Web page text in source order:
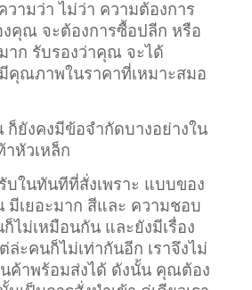
ามว่า ไม่ว่า ความต้องการ
งคุณ จะต้องการซื้อปลีก หรือ
าก รับรองว่าคุณ จะได้
คุณภาพในราคาที่เหมาะสมอ
ยังคงมีข้อจำกัดบางอย่างใน
าหัวเหล็ก
บในทันทีที่สั่งเพราะ แบบของ
มีเยอะมาก สีและ ความชอบ
ไม่เหมือนกัน และยังมีเรื่อง
ล่ะคนก็ไม่เท่ากันอีก เราจึงไม่
ค้าพร้อมส่งได้ ดังนั้น คุณต้อง